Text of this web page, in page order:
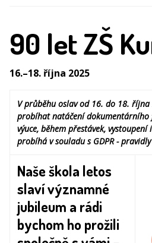
90 let ZŠ
16.–18. října 2025
V průběhu oslav od 16. do 18. října
probíhat natáčení dokumentárního
výuce, během přestávek,
probíhá v souladu s GDPR -
Naše škola letos
slaví významné
jubileum a rádi
bychom ho prožili